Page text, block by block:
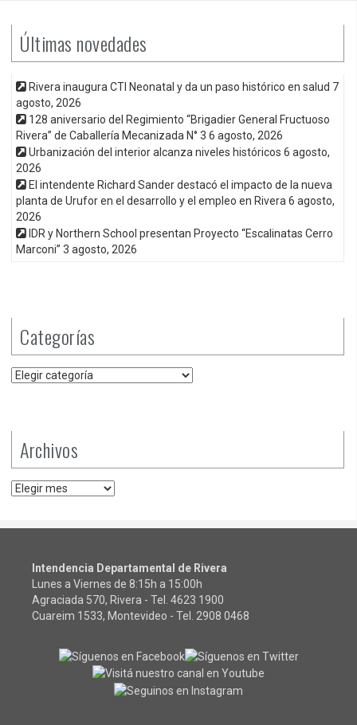
Últimas novedades
Rivera inaugura CTI Neonatal y da un paso histórico en salud 7
agosto, 2026
128 aniversario del Regimiento “Brigadier General Fructuoso
Rivera” de Caballería Mecanizada N° 3 6 agosto, 2026
Urbanización del interior alcanza niveles históricos 6 agosto,
2026
El intendente Richard Sander destacó el impacto de la nueva
planta de Urufor en el desarrollo y el empleo en Rivera 6 agosto,
2026
IDR y Northern School presentan Proyecto “Escalinatas Cerro
Marconi” 3 agosto, 2026
Categorías
Categorías
Archivos
Archivos
Intendencia Departamental de Rivera
Lunes a Viernes de 8:15h a 15:00h
Agraciada 570, Rivera - Tel. 4623 1900
Cuareim 1533, Montevideo - Tel. 2908 0468